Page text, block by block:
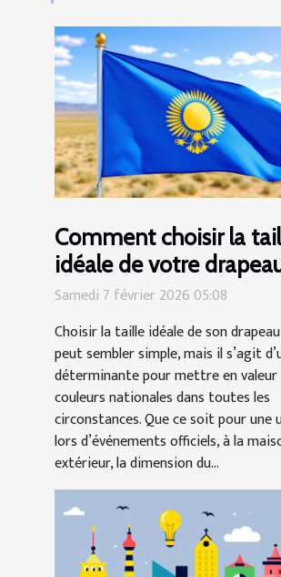
Comment choisir la
idéale de votre
kazakh ?
Samedi 7 février 2026 05:08
Choisir la taille idéale de son
peut sembler simple, mais il s’agit
déterminante pour mettre en valeur
couleurs nationales dans toutes les
circonstances. Que ce soit pour
lors d’événements officiels, à la
extérieur, la dimension du...